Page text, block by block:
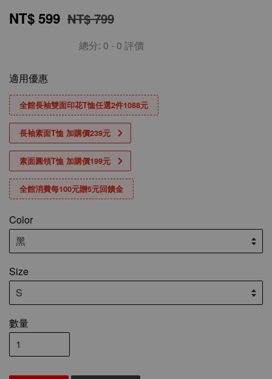
NT$ 599 NT$ 799
總分: 0 - 0 評價
適用優惠
全館長袖雙面印花T恤任選2件1088元
長袖素面T恤 加購價239元
素面圓領T恤 加購價199元
全館消費每100元贈5元回饋金
Color
Size
數量